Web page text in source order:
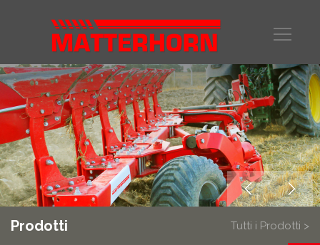
Prodotti Tutti i Prodotti >